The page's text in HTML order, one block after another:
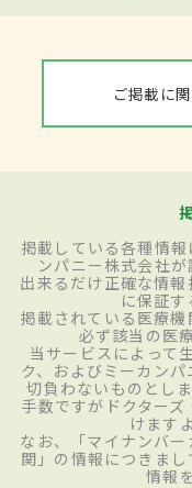
ご掲載に
掲載している各種情
ンパニー株式会社が
出来るだけ正確な情
に保証す
掲載されている医療
必ず該当の医
当サービスによって
ク、およびミーカン
切負わないものとし
手数ですがドクター
けます
なお、「マイナンバ
関」の情報につきまし
情報